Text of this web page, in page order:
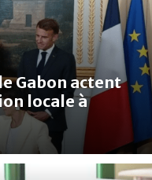
Gabon actent
locale à